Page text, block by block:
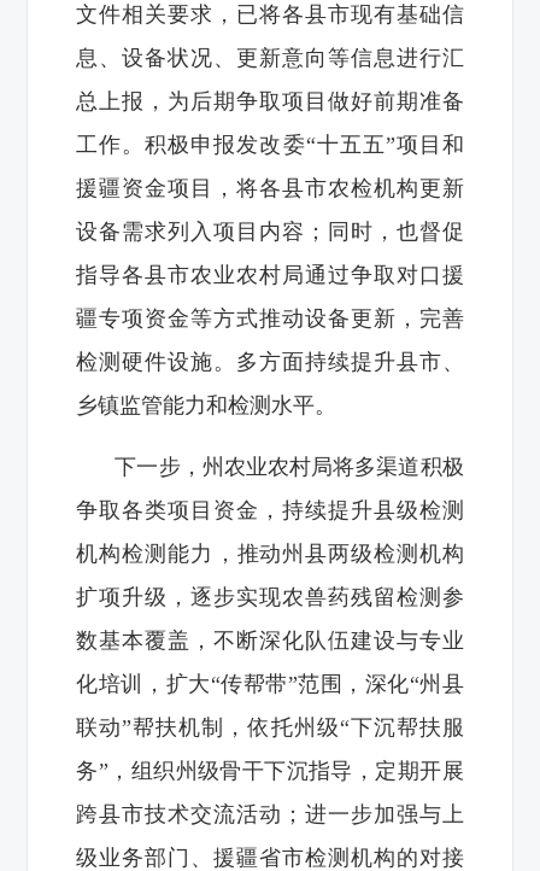
文件相关要求，已将各县市现有基础信
息、设备状况、更新意向等信息进行汇
总上报，为后期争取项目做好前期准备
工作。积极申报发改委“十五五”项目和
援疆资金项目，将各县市农检机构更新
设备需求列入项目内容；同时，也督促
指导各县市农业农村局通过争取对口援
疆专项资金等方式推动设备更新，完善
检测硬件设施。多方面持续提升县市、
乡镇监管能力和检测水平。
下一步，州农业农村局将多渠道积极
争取各类项目资金，‌持续提升县级检测
机构检测能力‌，推动州县两级检测机构
扩项升级，逐步实现农兽药残留检测参
数基本覆盖，不断‌深化队伍建设与专业
化培训‌，扩大“传帮带”范围，深化“州县
联动”帮扶机制，依托州级“下沉帮扶服
务”，组织州级骨干下沉指导，定期开展
跨县市技术交流活动；进一步加强与上
级业务部门、援疆省市检测机构的对接